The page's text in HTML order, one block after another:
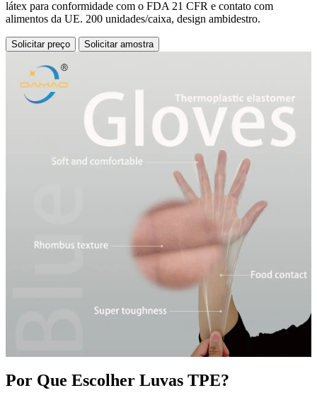
látex para conformidade com o FDA 21 CFR e contato com
alimentos da UE. 200 unidades/caixa, design ambidestro.
Solicitar preço Solicitar amostra
Por Que Escolher Luvas TPE?